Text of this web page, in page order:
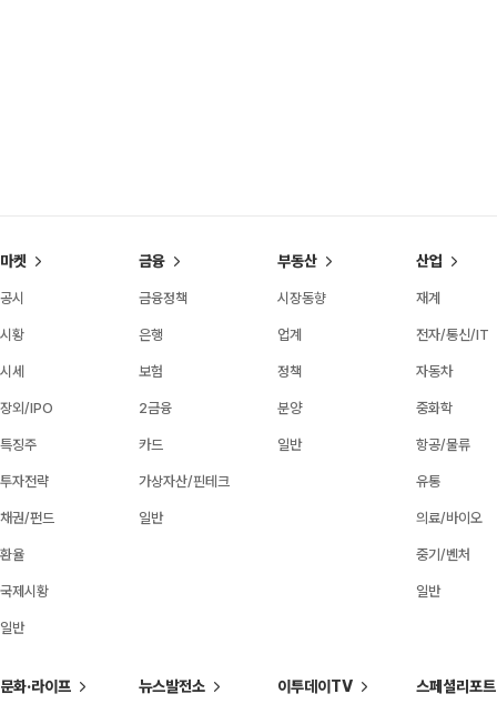
마켓
공시
시황
시세
장외/IPO
특징주
투자전략
채권/펀드
환율
국제시황
일반
금융
금융정책
은행
보험
2금융
카드
가상자산/핀테크
일반
부동산
시장동향
업계
정책
분양
일반
산업
재계
전자/통신/IT
자동차
중화학
항공/물류
유통
의료/바이오
중기/벤처
일반
문화·라이프 뉴스발전소 이투데이TV 스페셜리포트